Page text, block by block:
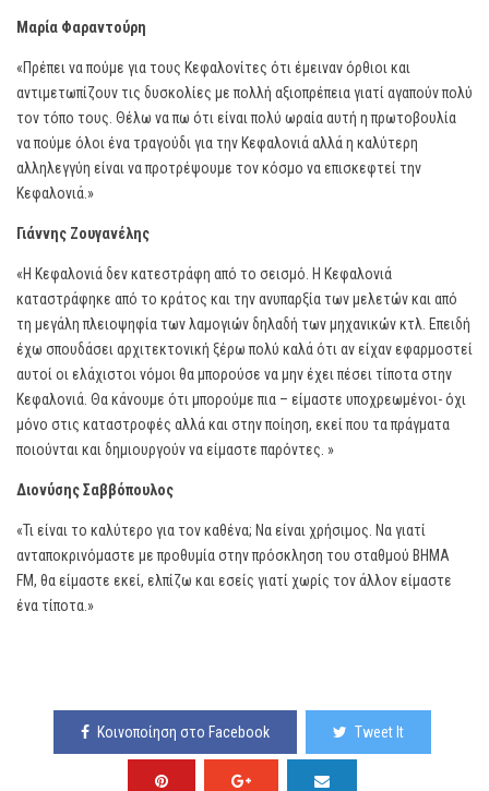
Μαρία Φαραντούρη
«Πρέπει να πούμε για τους Κεφαλονίτες ότι έμειναν όρθιοι και
αντιμετωπίζουν τις δυσκολίες με πολλή αξιοπρέπεια γιατί αγαπούν πολύ
τον τόπο τους. Θέλω να πω ότι είναι πολύ ωραία αυτή η πρωτοβουλία
να πούμε όλοι ένα τραγούδι για την Κεφαλονιά αλλά η καλύτερη
αλληλεγγύη είναι να προτρέψουμε τον κόσμο να επισκεφτεί την
Κεφαλονιά.»
Γιάννης Ζουγανέλης
«Η Κεφαλονιά δεν κατεστράφη από το σεισμό. Η Κεφαλονιά
καταστράφηκε από το κράτος και την ανυπαρξία των μελετών και από
τη μεγάλη πλειοψηφία των λαμογιών δηλαδή των μηχανικών κτλ. Επειδή
έχω σπουδάσει αρχιτεκτονική ξέρω πολύ καλά ότι αν είχαν εφαρμοστεί
αυτοί οι ελάχιστοι νόμοι θα μπορούσε να μην έχει πέσει τίποτα στην
Κεφαλονιά. Θα κάνουμε ότι μπορούμε πια – είμαστε υποχρεωμένοι- όχι
μόνο στις καταστροφές αλλά και στην ποίηση, εκεί που τα πράγματα
ποιούνται και δημιουργούν να είμαστε παρόντες. »
Διονύσης Σαββόπουλος
«Τι είναι το καλύτερο για τον καθένα; Να είναι χρήσιμος. Να γιατί
ανταποκρινόμαστε με προθυμία στην πρόσκληση του σταθμού ΒΗΜΑ
FM, θα είμαστε εκεί, ελπίζω και εσείς γιατί χωρίς τον άλλον είμαστε
ένα τίποτα.»
Κοινοποίηση στο Facebook Tweet It